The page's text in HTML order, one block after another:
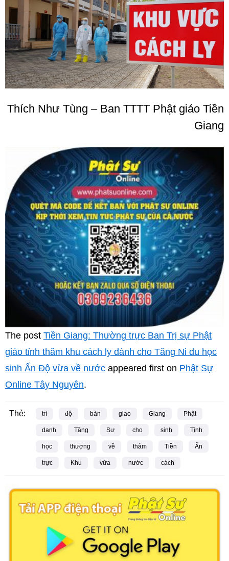
Thích Như Tùng – Ban TTTT Phật giáo Tiền
Giang
The post Tiền Giang: Thường trực Ban Trị sự Phật
giáo tỉnh thăm khu cách ly dành cho Tăng Ni du học
sinh Ấn Độ vừa về nước appeared first on Phật Sự
Online Tây Nguyên.
Thẻ: trì độ bàn giao Giang Phật
danh Tăng Sư cho sinh Tịnh
học thượng về thảm Tiền Ấn
trực Khu vừa nước cách